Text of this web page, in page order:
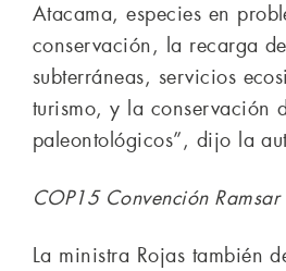
Atacama, especies en
conservación, la recarga
subterráneas, servicios
turismo, y la conservación
paleontológicos”, dijo la
COP15 Convención Ramsar
La ministra Rojas también